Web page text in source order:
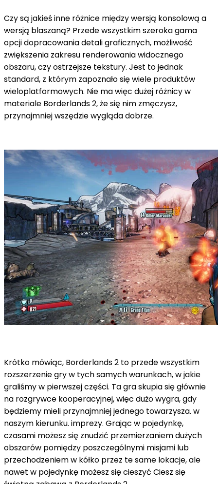
Czy są jakieś inne różnice między wersją konsolową a
wersją blaszaną? Przede wszystkim szeroka gama
opcji dopracowania detali graficznych, możliwość
zwiększenia zakresu renderowania widocznego
obszaru, czy ostrzejsze tekstury. Jest to jednak
standard, z którym zapoznało się wiele produktów
wieloplatformowych. Nie ma więc dużej różnicy w
materiale Borderlands 2, że się nim zmęczysz,
przynajmniej wszędzie wygląda dobrze.
Krótko mówiąc, Borderlands 2 to przede wszystkim
rozszerzenie gry w tych samych warunkach, w jakie
graliśmy w pierwszej części. Ta gra skupia się głównie
na rozgrywce kooperacyjnej, więc dużo wygra, gdy
będziemy mieli przynajmniej jednego towarzysza. w
naszym kierunku. imprezy. Grając w pojedynkę,
czasami możesz się znudzić przemierzaniem dużych
obszarów pomiędzy poszczególnymi misjami lub
przechodzeniem w kółko przez te same lokacje, ale
nawet w pojedynkę możesz się cieszyć Ciesz się